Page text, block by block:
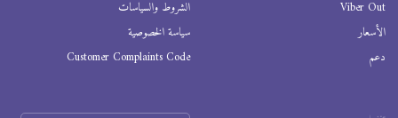
Viber Out
الأسعار
دعم
الشروط والسياسات
سياسة الخصوصية
Customer Complaints Code